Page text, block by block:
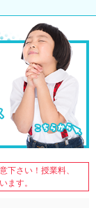
下さい！授業料、
ます。